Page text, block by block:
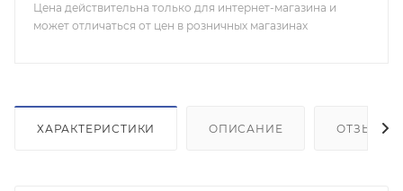
Цена действительна только для интернет-магазина и
может отличаться от цен в розничных магазинах
ХАРАКТЕРИСТИКИ ОПИСАНИЕ ОТЗЫВЫ